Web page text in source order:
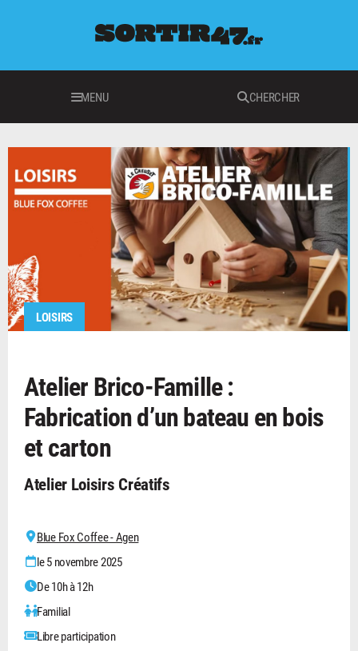
MENU CHERCHER
LOISIRS
Atelier Brico-Famille :
Fabrication d’un bateau en bois
et carton
Atelier Loisirs Créatifs
Blue Fox Coffee - Agen
le 5 novembre 2025
De 10h à 12h
Familial
Libre participation